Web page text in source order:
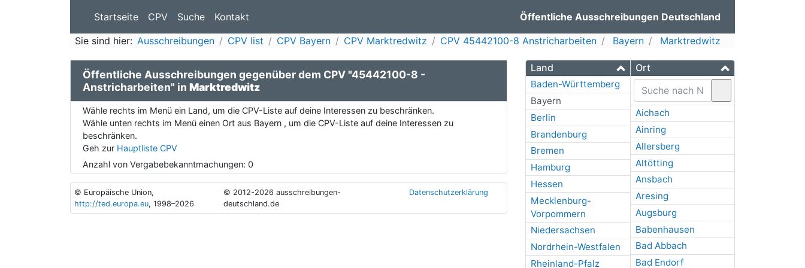
Startseite CPV Suche Kontakt Öffentliche Ausschreibungen Deutschland
Sie sind hier: Ausschreibungen CPV list CPV Bayern CPV Marktredwitz CPV 45442100-8 Anstricharbeiten Bayern Marktredwitz
Land
Baden-Württemberg
Bayern
Berlin
Brandenburg
Bremen
Hamburg
Hessen
Mecklenburg-
Vorpommern
Niedersachsen
Nordrhein-Westfalen
Rheinland-Pfalz
Ort
Aichach
Ainring
Allersberg
Altötting
Ansbach
Aresing
Augsburg
Babenhausen
Bad Abbach
Bad Endorf
Öffentliche Ausschreibungen gegenüber dem CPV "45442100-8 -
Anstricharbeiten" in Marktredwitz
Wähle rechts im Menü ein Land, um die CPV-Liste auf deine Interessen zu beschränken.
Wähle unten rechts im Menü einen Ort aus Bayern , um die CPV-Liste auf deine Interessen zu
beschränken.
Geh zur Hauptliste CPV
Anzahl von Vergabebekanntmachungen: 0
© Europäische Union,
http://ted.europa.eu, 1998–2026
© 2012-2026 ausschreibungen-
deutschland.de
Datenschutzerklärung